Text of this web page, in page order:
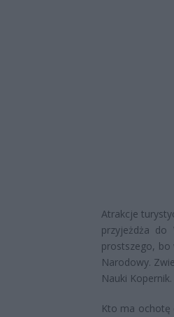
Atrakcje
przyjeżdża do
prostszego, bo
Narodowy.
Nauki
Kto ma ochotę